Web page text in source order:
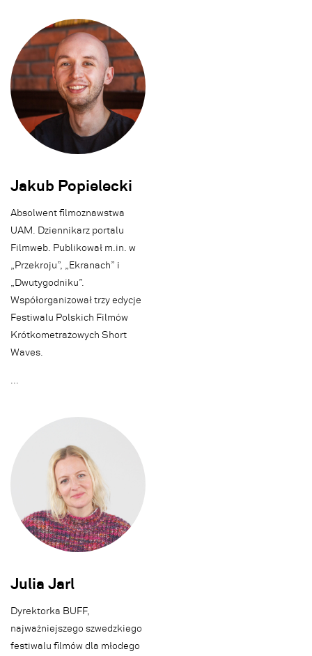
Jakub Popielecki
Absolwent filmoznawstwa
UAM. Dziennikarz portalu
Filmweb. Publikował m.in. w
„Przekroju”, „Ekranach” i
„Dwutygodniku”.
Współorganizował trzy edycje
Festiwalu Polskich Filmów
Krótkometrażowych Short
Waves.
...
Julia Jarl
Dyrektorka BUFF,
najważniejszego szwedzkiego
festiwalu filmów dla młodego